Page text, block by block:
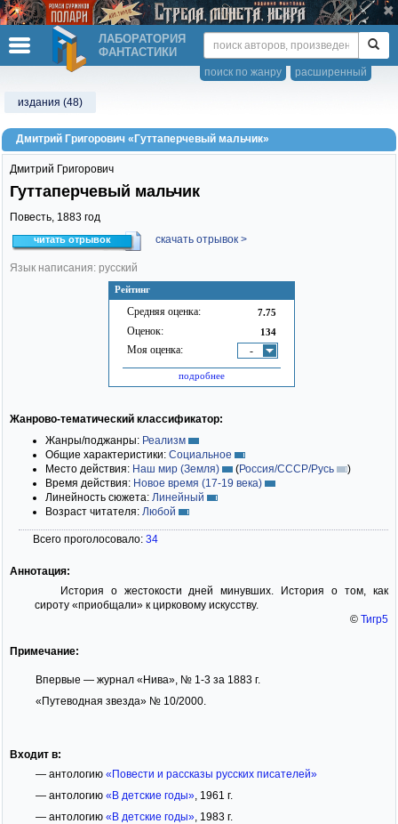
ЛАБОРАТОРИЯ
ФАНТАСТИКИ
расширенный
поиск по жанру
издания (48)
Дмитрий Григорович «Гуттаперчевый мальчик»
Рейтинг
Средняя оценка: 7.75
Оценок: 134
Моя оценка: -
подробнее
Дмитрий Григорович
Гуттаперчевый мальчик
Повесть, 1883 год
читать отрывок скачать отрывок >
Язык написания: русский
Жанрово-тематический классификатор:
Жанры/поджанры: Реализм
Общие характеристики: Социальное
Место действия: Наш мир (Земля) (Россия/СССР/Русь
)
Время действия: Новое время (17-19 века)
Линейность сюжета: Линейный
Возраст читателя: Любой
Всего проголосовало: 34
Аннотация:
История о жестокости дней минувших. История о том, как
сироту «приобщали» к цирковому искусству.
© Тигр5
Примечание:
Впервые — журнал «Нива», № 1-3 за 1883 г.
«Путеводная звезда» № 10/2000.
Входит в:
— антологию «Повести и рассказы русских писателей»
— антологию «В детские годы», 1961 г.
— антологию «В детские годы», 1983 г.